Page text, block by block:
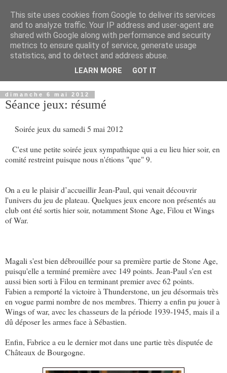
dimanche 6 mai 2012
Séance jeux: résumé
Soirée jeux du samedi 5 mai 2012
C'est une petite soirée jeux sympathique qui a eu lieu hier soir, en
comité restreint puisque nous n'étions "que" 9.
On a eu le plaisir d’accueillir Jean-Paul, qui venait découvrir
l'univers du jeu de plateau. Quelques jeux encore non présentés au
club ont été sortis hier soir, notamment Stone Age, Filou et Wings
of War.
Magali s'est bien débrouillée pour sa première partie de Stone Age,
puisqu'elle a terminé première avec 149 points. Jean-Paul s'en est
aussi bien sorti à Filou en terminant premier avec 62 points.
Fabien a remporté la victoire à Thunderstone, un jeu désormais très
en vogue parmi nombre de nos membres. Thierry a enfin pu jouer à
Wings of war, avec les chasseurs de la période 1939-1945, mais il a
dû déposer les armes face à Sébastien.
Enfin, Fabrice a eu le dernier mot dans une partie très disputée de
Châteaux de Bourgogne.
This site uses cookies from Google to deliver its services
and to analyze traffic. Your IP address and user-agent are
shared with Google along with performance and security
metrics to ensure quality of service, generate usage
statistics, and to detect and address abuse.
LEARN MORE GOT IT